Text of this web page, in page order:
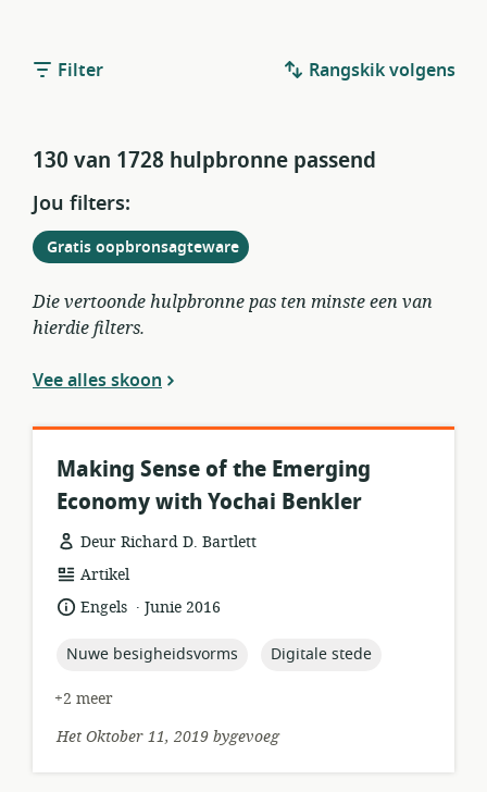
Filter Rangskik volgens
130 van 1728 hulpbronne passend
Jou filters:
Verwyder
Gratis oopbronsagtewareuit
huidige
Die vertoonde hulpbronne pas ten minste een van
hierdie filters.
Vee alles skoon
Making Sense of the Emerging
Economy with Yochai Benkler
Deur Richard D. Bartlett
hulpbronformaat:
Artikel
taal:Engels .
datumJunie 2016
topic:
Nuwe besigheidsvorms topic:
Digitale stede
+2 meer
Het Oktober 11, 2019 bygevoeg